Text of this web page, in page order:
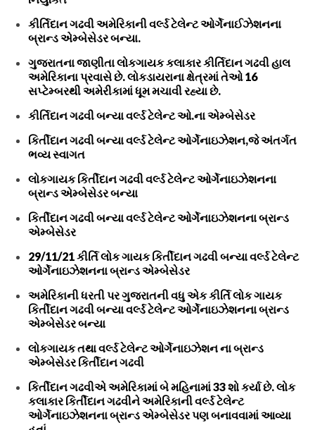
કીર્તિદાન ગઢવી અમેરિકાની વર્લ્ડ ટેલેન્ટ ઓર્ગેનાઈઝેશનના
બ્રાન્ડ એમ્બેસેડર બન્યા.
ગુજરાતના જાણીતા લોકગાયક કલાકાર કીર્તિદાન ગઢવી હાલ
અમેરિકાના પ્રવાસે છે. લોકડાયરાના ક્ષેત્રમાં તેઓ 16
સપ્ટેમ્બરથી અમેરીકામાં ધૂમ મચાવી રહ્યા છે.
કીર્તિદાન ગઢવી બન્યા વર્લ્ડ ટેલેન્ટ ઓ.ના એમ્બેસેડર
કિર્તીદાન ગઢવી બન્યા વર્લ્ડ ટેલેન્ટ ઓર્ગેનાઇઝેશન,જે અંતર્ગત
ભવ્ય સ્વાગત
લોકગાયક કિર્તીદાન ગઢવી વર્લ્ડ ટેલેન્ટ ઓર્ગેનાઇઝેશનના
બ્રાન્ડ એમ્બેસેડર બન્યા
કિર્તીદાન ગઢવી બન્યા વર્લ્ડ ટેલેન્ટ ઓર્ગેનાઇઝેશનના બ્રાન્ડ
એમ્બેસેડર
29/11/21 કીર્તિ લોક ગાયક કિર્તીદાન ગઢવી બન્યા વર્લ્ડ ટેલેન્ટ
ઓર્ગેનાઇઝેશનના બ્રાન્ડ એમ્બેસેડર
અમેરિકાની ધરતી પર ગુજરાતની વધુ એક કીર્તિ લોક ગાયક
કિર્તીદાન ગઢવી બન્યા વર્લ્ડ ટેલેન્ટ ઓર્ગેનાઇઝેશનના બ્રાન્ડ
એમ્બેસેડર બન્યા
લોકગાયક તથા વર્લ્ડ ટેલેન્ટ ઓર્ગેનાઇઝેશન ના બ્રાન્ડ
એમ્બેસેડર કિર્તીદાન ગઢવી
કિર્તીદાન ગઢવીએ અમેરિકામાં બે મહિનામાં 33 શો કર્યા છે. લોક
કલાકાર કિર્તીદાન ગઢવીને અમેરિકાની વર્લ્ડ ટેલેન્ટ
ઓર્ગેનાઇઝેશનના બ્રાન્ડ એમ્બેસેડર પણ બનાવવામાં આવ્યા